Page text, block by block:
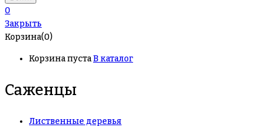
0
Закрыть
Корзина(0)
Корзина пустаВ каталог
Саженцы
Лиственные деревья